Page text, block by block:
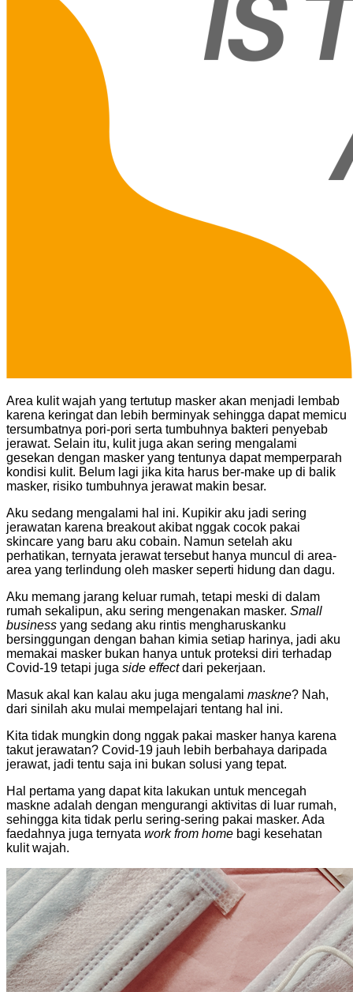
Area kulit wajah yang tertutup masker akan menjadi lembab
karena keringat dan lebih berminyak sehingga dapat memicu
tersumbatnya pori-pori serta tumbuhnya bakteri penyebab
jerawat. Selain itu, kulit juga akan sering mengalami
gesekan dengan masker yang tentunya dapat memperparah
kondisi kulit. Belum lagi jika kita harus ber-make up di balik
masker, risiko tumbuhnya jerawat makin besar.
Aku sedang mengalami hal ini. Kupikir aku jadi sering
jerawatan karena breakout akibat nggak cocok pakai
skincare yang baru aku cobain. Namun setelah aku
perhatikan, ternyata jerawat tersebut hanya muncul di area-
area yang terlindung oleh masker seperti hidung dan dagu.
Aku memang jarang keluar rumah, tetapi meski di dalam
rumah sekalipun, aku sering mengenakan masker. Small
business yang sedang aku rintis mengharuskanku
bersinggungan dengan bahan kimia setiap harinya, jadi aku
memakai masker bukan hanya untuk proteksi diri terhadap
Covid-19 tetapi juga side effectdari pekerjaan.
Masuk akal kan kalau aku juga mengalami maskne? Nah,
dari sinilah aku mulai mempelajari tentang hal ini.
Kita tidak mungkin dong nggak pakai masker hanya karena
takut jerawatan? Covid-19 jauh lebih berbahaya daripada
jerawat, jadi tentu saja ini bukan solusi yang tepat.
Hal pertama yang dapat kita lakukan untuk mencegah
maskne adalah dengan mengurangi aktivitas di luar rumah,
sehingga kita tidak perlu sering-sering pakai masker. Ada
faedahnya juga ternyata work from home bagi kesehatan
kulit wajah.